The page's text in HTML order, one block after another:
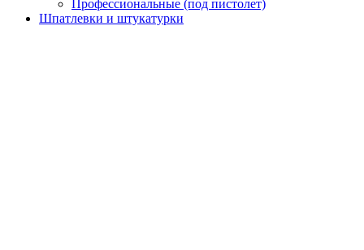
Профессиональные (под пистолет)
Шпатлевки и штукатурки